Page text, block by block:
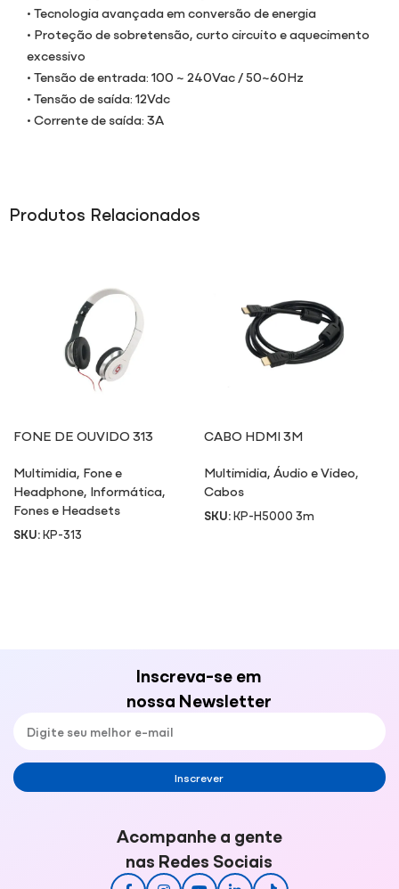
• Tecnologia avançada em conversão de energia
• Proteção de sobretensão, curto circuito e aquecimento
excessivo
• Tensão de entrada: 100 ~ 240Vac / 50~60Hz
• Tensão de saída: 12Vdc
• Corrente de saída: 3A
Produtos Relacionados
FONE DE OUVIDO 313
Multimidia, Fone e
Headphone, Informática,
Fones e Headsets
SKU:KP-313
CABO HDMI 3M
Multimidia,Áudio e Video,
Cabos
SKU:KP-H5000 3m
Inscreva-se em
nossa Newsletter
Inscrever
Acompanhe a gente
nas Redes Sociais